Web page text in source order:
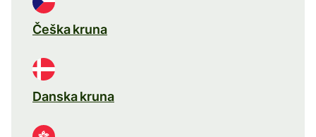
Češka kruna
Danska kruna